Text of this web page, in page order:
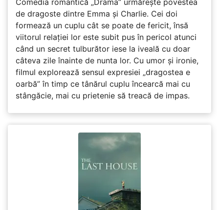
Comedia romantică „Drama” urmărește povestea
de dragoste dintre Emma și Charlie. Cei doi
formează un cuplu cât se poate de fericit, însă
viitorul relației lor este subit pus în pericol atunci
când un secret tulburător iese la iveală cu doar
câteva zile înainte de nunta lor. Cu umor și ironie,
filmul explorează sensul expresiei „dragostea e
oarbă” în timp ce tânărul cuplu încearcă mai cu
stângăcie, mai cu prietenie să treacă de impas.